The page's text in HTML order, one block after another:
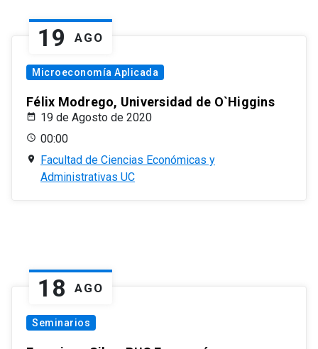
19 AGO
Microeconomía Aplicada
Félix Modrego, Universidad de O`Higgins
19 de Agosto de 2020
00:00
Facultad de Ciencias Económicas y
Administrativas UC
18 AGO
Seminarios